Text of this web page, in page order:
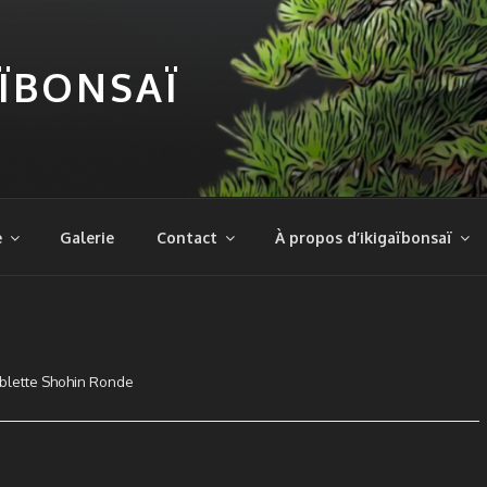
Galerie Contact À propos d’ikigaïbonsaï
Shohin Ronde